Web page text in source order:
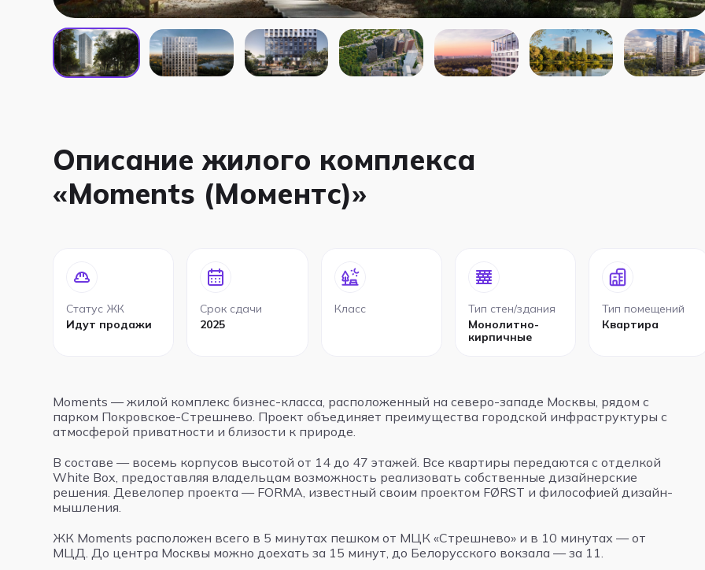
Описание жилого комплекса
«Moments (Моментс)»
Статус ЖК
Идут продажи
Срок сдачи
2025
Класс
Тип стен/здания
Монолитно-
кирпичные
Тип помещений
Квартира
Moments — жилой комплекс бизнес-класса, расположенный на северо-западе Москвы, рядом с
парком Покровское-Стрешнево. Проект объединяет преимущества городской инфраструктуры с
атмосферой приватности и близости к природе.
В составе — восемь корпусов высотой от 14 до 47 этажей. Все квартиры передаются с отделкой
White Box, предоставляя владельцам возможность реализовать собственные дизайнерские
решения. Девелопер проекта — FORMA, известный своим проектом FØRST и философией дизайн-
мышления.
ЖК Moments расположен всего в 5 минутах пешком от МЦК «Стрешнево» и в 10 минутах — от
МЦД. До центра Москвы можно доехать за 15 минут, до Белорусского вокзала — за 11.